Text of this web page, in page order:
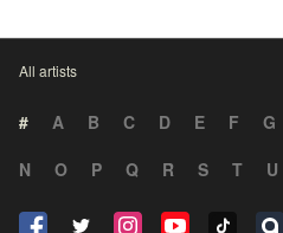
All artists
# A B C D E F G
N
O P Q R S T U